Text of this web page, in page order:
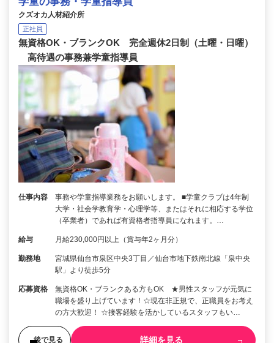
クズオカ人材紹介所
正社員
無資格OK・ブランクOK 完全週休2日制（土曜・日曜）
高待遇の事務兼学童指導員
仕事内容
事務や学童指導業務をお願いします。 ■学童クラブは4年制
大学・社会学教育学・心理学等、またはそれに相応する学位
（卒業者）であれば有資格者指導員になれます。…
給与 月給230,000円以上（賞与年2ヶ月分）
勤務地
宮城県仙台市泉区中央3丁目／仙台市地下鉄南北線「泉中央
駅」より徒歩5分
応募資格
無資格OK・ブランクある方もOK ★男性スタッフが元気に
職場を盛り上げています！☆現在非正規で、正職員をお考え
の方大歓迎！ ☆接客経験を活かしているスタッフもい…
後で見る 詳細を見る